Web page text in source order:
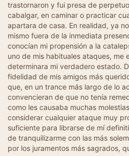
trastornaron y fui presa de
cabalgar, en caminar o practicar
apartara de casa. En realidad, ya
mismo fuera de la inmediata
conocían mi propensión a la
uno de mis habituales ataques, me
determinara mi verdadero estado.
fidelidad de mis amigos más
que, en un trance más largo de lo
convencieran de que no tenía
como les causaba muchas
considerar cualquier ataque muy
suficiente para librarse de mí
de tranquilizarme con las más
por los juramentos más sagrados,